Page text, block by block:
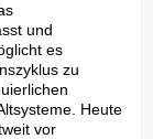
und
es
zu
Heute
vor